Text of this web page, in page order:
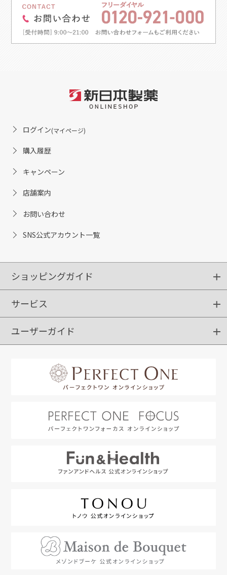
ログイン(マイページ)
購入履歴
キャンペーン
店舗案内
お問い合わせ
SNS公式アカウント一覧
ショッピングガイド
ショッピングガイド
ご注文方法
送料・配送
クーポンご利用方法
サービス
定期購入
ポイントサービス
お知らせメール
ユーザーガイド